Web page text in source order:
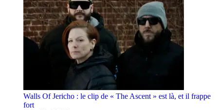
Walls Of Jericho : le clip de « The Ascent » est là, et il frappe
fort